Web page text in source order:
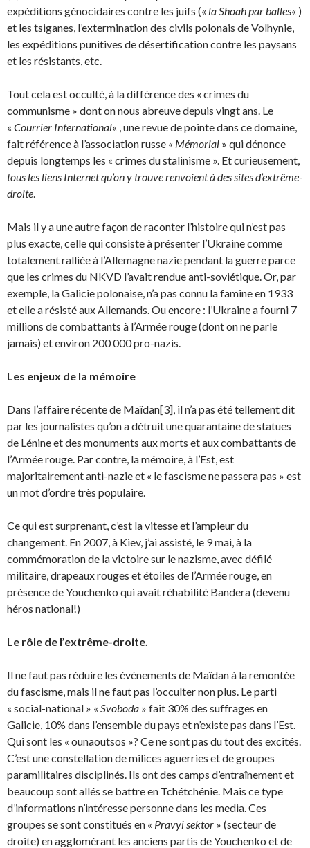
expéditions génocidaires contre les juifs (« la Shoah par balles« )
et les tsiganes, l’extermination des civils polonais de Volhynie,
les expéditions punitives de désertification contre les paysans
et les résistants, etc.
Tout cela est occulté, à la différence des « crimes du
communisme » dont on nous abreuve depuis vingt ans. Le
« Courrier International« , une revue de pointe dans ce domaine,
fait référence à l’association russe « Mémorial » qui dénonce
depuis longtemps les « crimes du stalinisme ». Et curieusement,
tous les liens Internet qu’on y trouve renvoient à des sites d’extrême-
droite.
Mais il y a une autre façon de raconter l’histoire qui n’est pas
plus exacte, celle qui consiste à pré­senter l’Ukraine comme
totalement ralliée à l’Allemagne nazie pendant la guerre parce
que les crimes du NKVD l’avait rendue anti-soviétique. Or, par
exemple, la Galicie polonaise, n’a pas connu la famine en 1933
et elle a résisté aux Allemands. Ou encore : l’Ukraine a fourni 7
millions de combattants à l’Armée rouge (dont on ne parle
jamais) et environ 200 000 pro-nazis.
Les enjeux de la mémoire
Dans l’affaire récente de Maïdan[3], il n’a pas été tellement dit
par les journalistes qu’on a détruit une quarantaine de statues
de Lénine et des monuments aux morts et aux combattants de
l’Armée rouge. Par contre, la mémoire, à l’Est, est
majoritairement anti-nazie et « le fascisme ne passera pas » est
un mot d’ordre très populaire.
Ce qui est surprenant, c’est la vitesse et l’ampleur du
changement. En 2007, à Kiev, j’ai assisté, le 9 mai, à la
commémoration de la victoire sur le nazisme, avec défilé
militaire, drapeaux rouges et étoiles de l’Armée rouge, en
présence de Youchenko qui avait réhabilité Bandera (devenu
héros national!)
Le rôle de l’extrême-droite.
Il ne faut pas réduire les événements de Maïdan à la remontée
du fascisme, mais il ne faut pas l’occulter non plus. Le parti
« social-national » « Svoboda » fait 30% des suffrages en
Galicie, 10% dans l’ensemble du pays et n’existe pas dans l’Est.
Qui sont les « ounaoutsos »? Ce ne sont pas du tout des excités.
C’est une constellation de milices aguerries et de groupes
paramilitaires discipli­nés. Ils ont des camps d’entraînement et
beaucoup sont allés se battre en Tchétchénie. Mais ce type
d’informations n’intéresse personne dans les media. Ces
groupes se sont constitués en « Pra­vyi sektor » (secteur de
droite) en agglomérant les anciens partis de Youchenko et de